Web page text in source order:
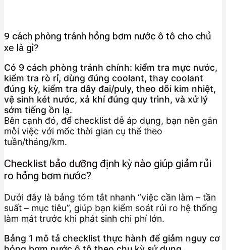
9 cách phòng tránh hỏng bơm nước ô tô cho chủ
xe là gì?
Có 9 cách phòng tránh chính: kiểm tra mực nước,
kiểm tra rò rỉ, dùng đúng coolant, thay coolant
đúng kỳ, kiểm tra dây đai/puly, theo dõi kim nhiệt,
vệ sinh két nước, xả khí đúng quy trình, và xử lý
sớm tiếng ồn lạ.
Bên cạnh đó, để checklist dễ áp dụng, bạn nên gắn
mỗi việc với mốc thời gian cụ thể theo
tuần/tháng/km.
Checklist bảo dưỡng định kỳ nào giúp giảm rủi
ro hỏng bơm nước?
Dưới đây là bảng tóm tắt nhanh “việc cần làm – tần
suất – mục tiêu”, giúp bạn kiểm soát rủi ro hệ thống
làm mát trước khi phát sinh chi phí lớn.
Bảng 1 mô tả checklist thực hành để giảm nguy cơ